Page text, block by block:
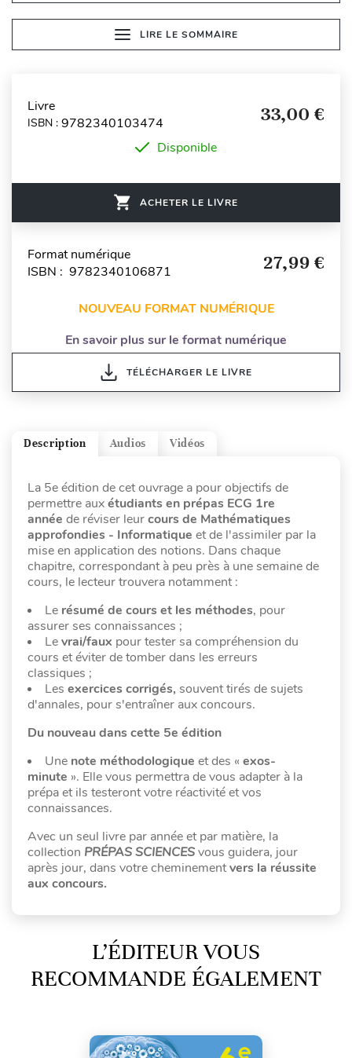
LIRE LE SOMMAIRE
Livre
ISBN : 9782340103474 33,00 €
Disponible
ACHETER LE LIVRE
Format numérique
ISBN : 9782340106871
27,99 €
NOUVEAU FORMAT NUMÉRIQUE
En savoir plus sur le format numérique
TÉLÉCHARGER LE LIVRE
Vidéos
Audios
Description
La 5e édition de cet ouvrage a pour objectifs de
permettre auxétudiants en prépas ECG 1re
année de réviser leurcours de Mathématiques
approfondies - Informatique et de l'assimiler par la
mise en application des notions. Dans chaque
chapitre, correspondant à peu près à une semaine de
cours, le lecteur trouvera notamment :
Le résumé de cours et les méthodes, pour
assurer ses connaissances ;
Levrai/faux pour tester sa compréhension du
cours et éviter de tomber dans les erreurs
classiques ;
Les exercices corrigés, souvent tirés de sujets
d'annales, pour s'entraîner aux concours.
Du nouveau dans cette 5e édition
Une note méthodologique et des « exos-
minute ». Elle vous permettra de vous adapter à la
prépa et ils testeront votre réactivité et vos
connaissances.
Avec un seul livre par année et par matière, la
collection PRÉPAS SCIENCESvous guidera, jour
après jour, dans votre cheminementvers la réussite
aux concours.
L’ÉDITEUR VOUS
RECOMMANDE ÉGALEMENT